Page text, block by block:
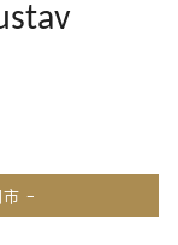
市 -